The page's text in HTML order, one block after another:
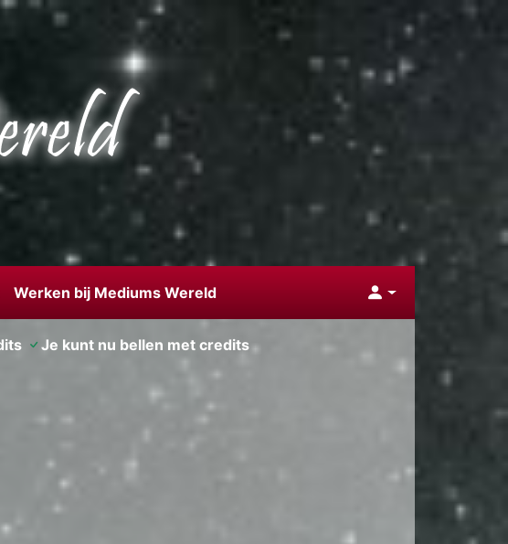
Werken bij Mediums Wereld
Je kunt nu bellen met credits